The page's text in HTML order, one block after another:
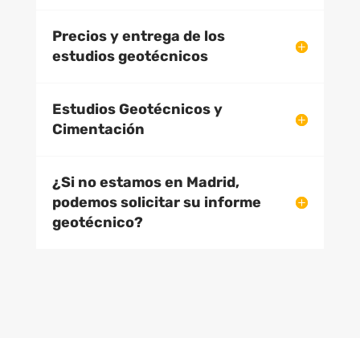
Precios y entrega de los
estudios geotécnicos
Estudios Geotécnicos y
Cimentación
¿Si no estamos en Madrid,
podemos solicitar su informe
geotécnico?